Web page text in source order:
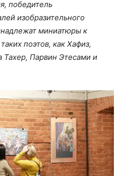
победитель
изобразительного
миниатюры к
поэтов, как Хафиз,
Парвин Этесами и